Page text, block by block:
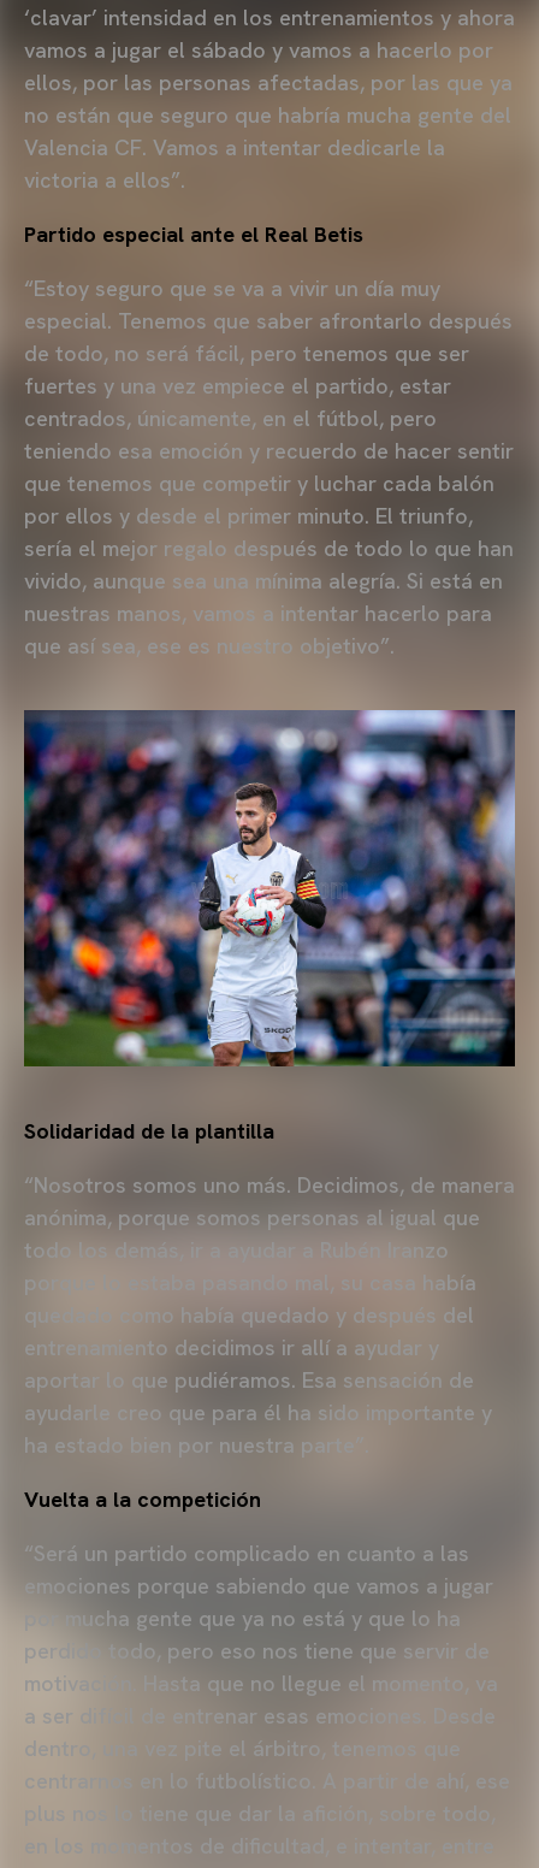
‘clavar’ intensidad en los entrenamientos y ahora
vamos a jugar el sábado y vamos a hacerlo por
ellos, por las personas afectadas, por las que ya
no están que seguro que habría mucha gente del
Valencia CF. Vamos a intentar dedicarle la
victoria a ellos”.
Partido especial ante el Real Betis
“Estoy seguro que se va a vivir un día muy
especial. Tenemos que saber afrontarlo después
de todo, no será fácil, pero tenemos que ser
fuertes y una vez empiece el partido, estar
centrados, únicamente, en el fútbol, pero
teniendo esa emoción y recuerdo de hacer sentir
que tenemos que competir y luchar cada balón
por ellos y desde el primer minuto. El triunfo,
sería el mejor regalo después de todo lo que han
vivido, aunque sea una mínima alegría. Si está en
nuestras manos, vamos a intentar hacerlo para
que así sea, ese es nuestro objetivo”.
Solidaridad de la plantilla
“Nosotros somos uno más. Decidimos, de manera
anónima, porque somos personas al igual que
todo los demás, ir a ayudar a Rubén Iranzo
porque lo estaba pasando mal, su casa había
quedado como había quedado y después del
entrenamiento decidimos ir allí a ayudar y
aportar lo que pudiéramos. Esa sensación de
ayudarle creo que para él ha sido importante y
ha estado bien por nuestra parte”.
Vuelta a la competición
“Será un partido complicado en cuanto a las
emociones porque sabiendo que vamos a jugar
por mucha gente que ya no está y que lo ha
perdido todo, pero eso nos tiene que servir de
motivación. Hasta que no llegue el momento, va
a ser difícil de entrenar esas emociones. Desde
dentro, una vez pite el árbitro, tenemos que
centrarnos en lo futbolístico. A partir de ahí, ese
plus nos lo tiene que dar la afición, sobre todo,
en los momentos de dificultad, e intentar, entre